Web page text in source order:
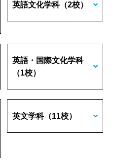
英語文化学科（2校）
英語・国際文化学科
（1校）
英文学科（11校）